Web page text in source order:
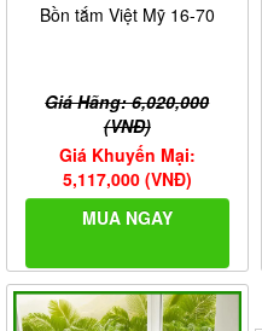
Bồn tắm Việt Mỹ 16-70
Giá Hãng: 6,020,000
(VNĐ)
Giá Khuyến Mại:
5,117,000 (VNĐ)
MUA NGAY